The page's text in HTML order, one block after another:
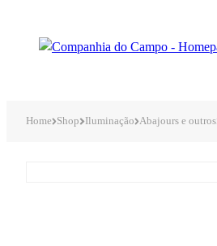
Home Shop Iluminação Abajours e outros